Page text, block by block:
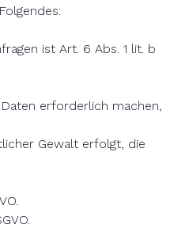
ist Art. 6 Abs. 1 lit. b
erforderlich machen,
Gewalt erfolgt, die